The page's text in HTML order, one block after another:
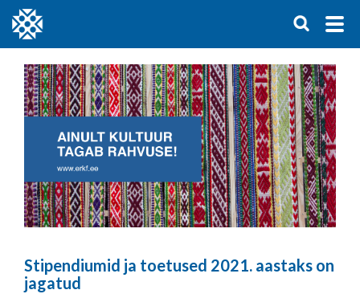
Stipendiumid ja toetused 2021. aastaks on
jagatud